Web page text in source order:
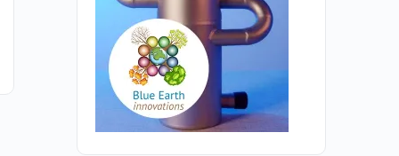
Martijn van Staveren
13 augustus 2019